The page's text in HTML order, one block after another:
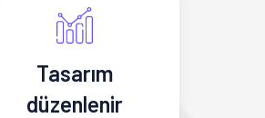
Tasarım
düzenlenir